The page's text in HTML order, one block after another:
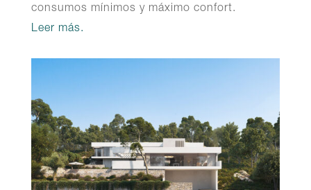
consumos mínimos y máximo confort.
Leer más.